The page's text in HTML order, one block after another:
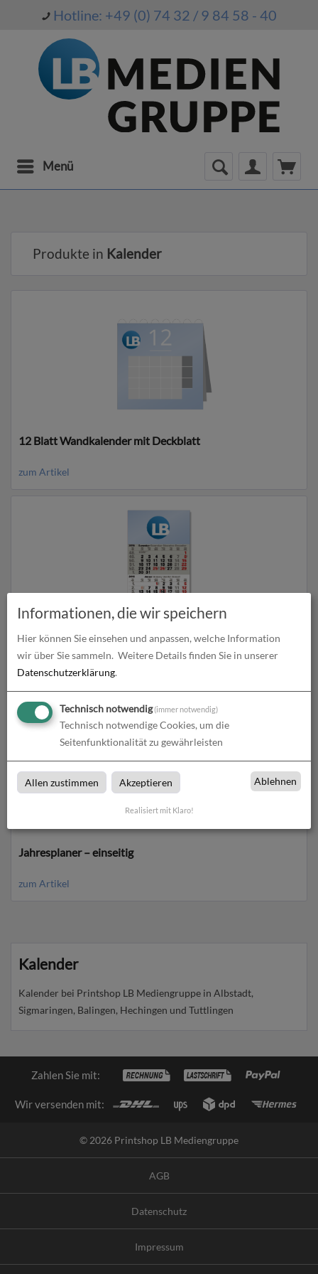
Hotline: +49 (0) 74 32 / 9 84 58 - 40
Menü
Produkte in Kalender
12 Blatt Wandkalender mit Deckblatt
zum Artikel
3-Monatskalender für das Folgejahr
zum Artikel
Jahresplaner – einseitig
zum Artikel
Kalender
Kalender bei Printshop LB Mediengruppe in Albstadt,
Sigmaringen, Balingen, Hechingen und Tuttlingen
Zahlen Sie mit:
Wir versenden mit:
© 2026 Printshop LB Mediengruppe
AGB
Datenschutz
Impressum
Informationen, die wir speichern
Hier können Sie einsehen und anpassen, welche Information
wir über Sie sammeln. Weitere Details finden Sie in unserer
Datenschutzerklärung.
Technisch notwendig(immer notwendig)
Technisch notwendige Cookies, um die
Seitenfunktionalität zu gewährleisten
Allen zustimmen Akzeptieren Ablehnen
Realisiert mit Klaro!